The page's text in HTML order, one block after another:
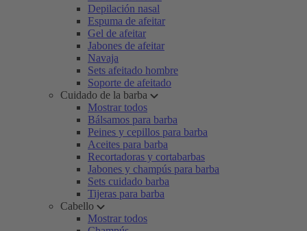
Depilación nasal
Espuma de afeitar
Gel de afeitar
Jabones de afeitar
Navaja
Sets afeitado hombre
Soporte de afeitado
Cuidado de la barba
Mostrar todos
Bálsamos para barba
Peines y cepillos para barba
Aceites para barba
Recortadoras y cortabarbas
Jabones y champús para barba
Sets cuidado barba
Tijeras para barba
Cabello
Mostrar todos